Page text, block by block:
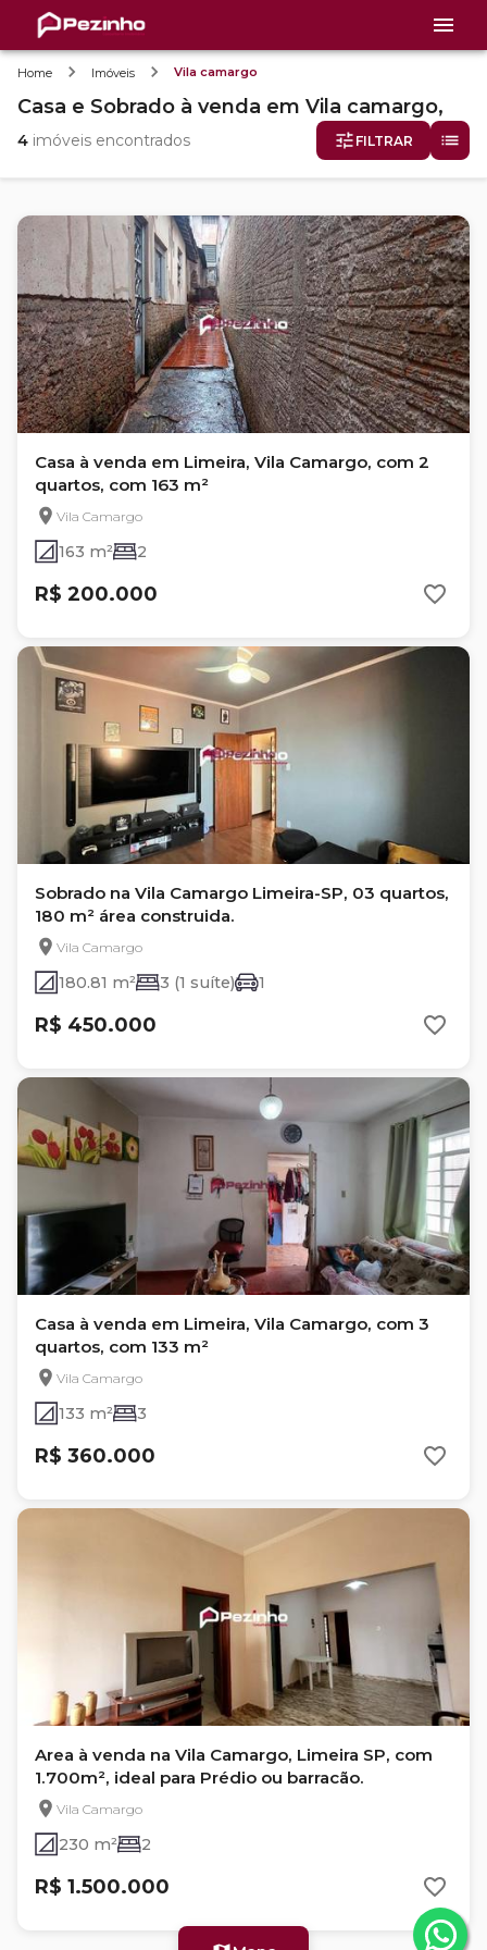
Home Imóveis Vila camargo
Casa e Sobrado à venda em Vila camargo,
4 imóveis encontrados FILTRAR
Casa à venda em Limeira, Vila Camargo, com 2
quartos, com 163 m²
Vila Camargo
163 m² 2
R$ 200.000
Sobrado na Vila Camargo Limeira-SP, 03 quartos,
180 m² área construida.
Vila Camargo
180.81 m² 3 (1 suíte) 1
R$ 450.000
Casa à venda em Limeira, Vila Camargo, com 3
quartos, com 133 m²
Vila Camargo
133 m² 3
R$ 360.000
Area à venda na Vila Camargo, Limeira SP, com
1.700m², ideal para Prédio ou barracão.
Vila Camargo
230 m² 2
R$ 1.500.000